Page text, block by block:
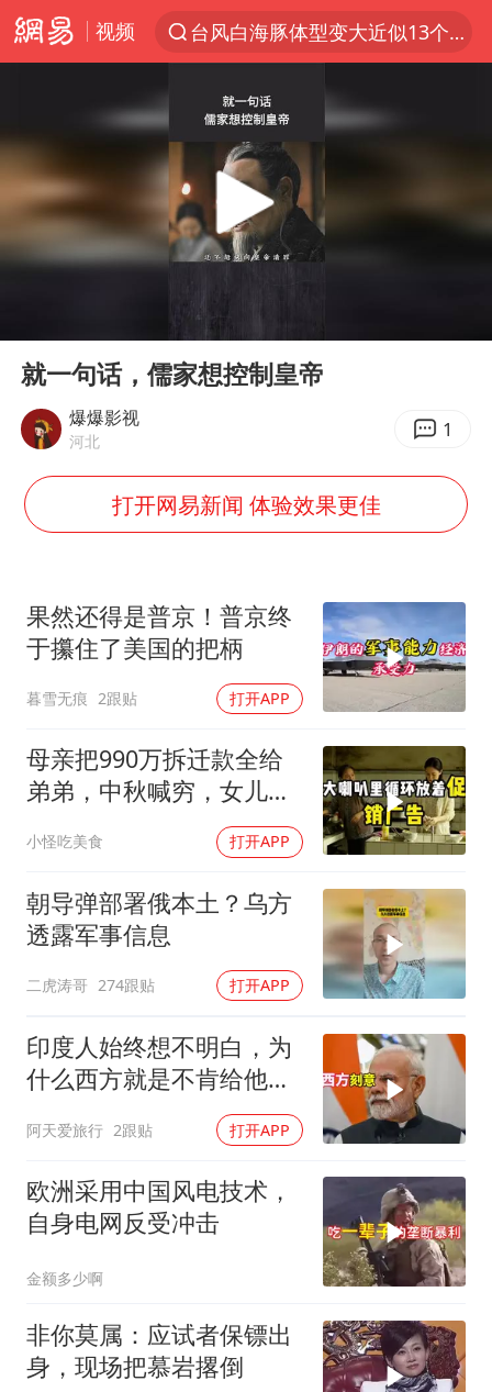
视频
台风白海豚体型变大近似13个浙江面积
改名后的“青海拉面”店
台军“汉光秀”开场闹剧多
谁是宇树科技背后大赢家
“空调24小时开着更省电”不实
“不建议大家买深色蛋糕”
公司“上四休三”但要降薪1000元
985博士后被曝在妻子孕期出轨后续
OpenAI为免费用户升级GPT-5.6 Luna
如何把百年大党建设得更加坚强有力？
Play
就一句话，儒家想控制皇帝
爆爆影视
河北 1
打开网易新闻 体验效果更佳
果然还得是普京！普京终
于攥住了美国的把柄
暮雪无痕 2跟贴 打开APP
母亲把990万拆迁款全给
弟弟，中秋喊穷，女儿笑
怼：你的钱又没给我
小怪吃美食 打开APP
朝导弹部署俄本土？乌方
透露军事信息
二虎涛哥 274跟贴 打开APP
印度人始终想不明白，为
什么西方就是不肯给他们
阿天爱旅行 2跟贴 打开APP
欧洲采用中国风电技术，
自身电网反受冲击
金额多少啊
非你莫属：应试者保镖出
身，现场把慕岩撂倒